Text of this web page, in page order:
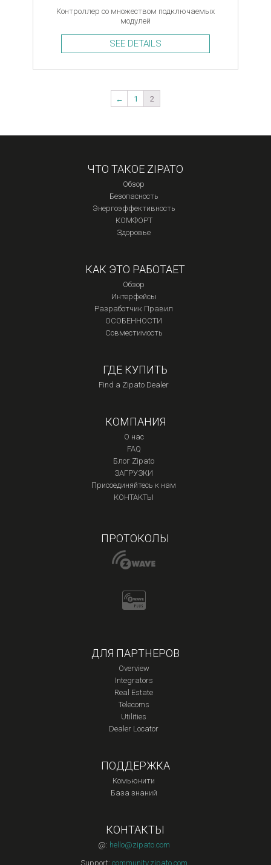
Контроллер со множеством подключаемых
модулей
SEE DETAILS
← 1 2
ЧТО ТАКОЕ ZIPATO
Обзор
Безопасность
Энергоэффективность
КОМФОРТ
Здоровье
КАК ЭТО РАБОТАЕТ
Обзор
Интерфейсы
Разработчик Правил
ОСОБЕННОСТИ
Совместимость
ГДЕ КУПИТЬ
Find a Zipato Dealer
КОМПАНИЯ
О нас
FAQ
Блог Zipato
ЗАГРУЗКИ
Присоединяйтесь к нам
КОНТАКТЫ
ПРОТОКОЛЫ
ДЛЯ ПАРТНЕРОВ
Overview
Integrators
Real Estate
Telecoms
Utilities
Dealer Locator
ПОДДЕРЖКА
Комьюнити
База знаний
КОНТАКТЫ
@: hello@zipato.com
Support: community.zipato.com